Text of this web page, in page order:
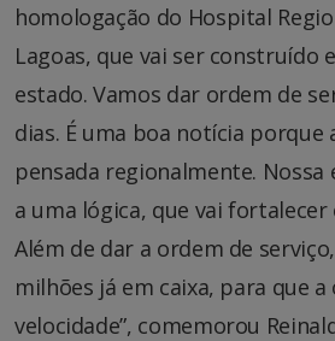
homologação do Hospital
Lagoas, que vai ser construído
estado. Vamos dar ordem de
dias. É uma boa notícia porque
pensada regionalmente.
a uma lógica, que vai
Além de dar a ordem de
milhões já em caixa, para que
velocidade”, comemorou